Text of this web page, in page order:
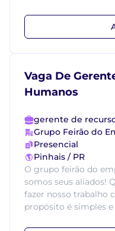
Vaga De
Humanos
gerente de
Grupo Feirão do
Presencial
Pinhais / PR
O grupo feirão do
somos seus aliados!
fazer nosso trabalho
propósito é simples